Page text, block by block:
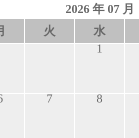
2026 年 07 月
火
水
1
7 8